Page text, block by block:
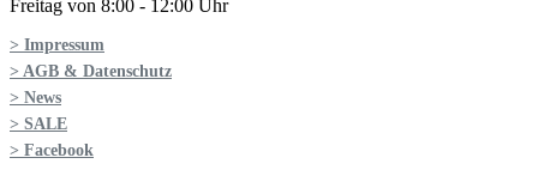
Freitag von 8:00 - 12:00 Uhr
> Impressum
> AGB & Datenschutz
> News
> SALE
> Facebook